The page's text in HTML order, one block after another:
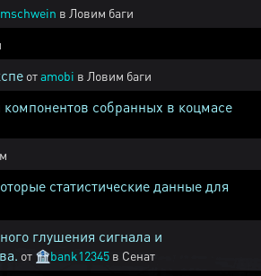
в Ловим баги
отamobi в Ловим баги
собранных в коцмасе
статистические данные для
глушения сигнала и
от 🏦bank12345 в Сенат